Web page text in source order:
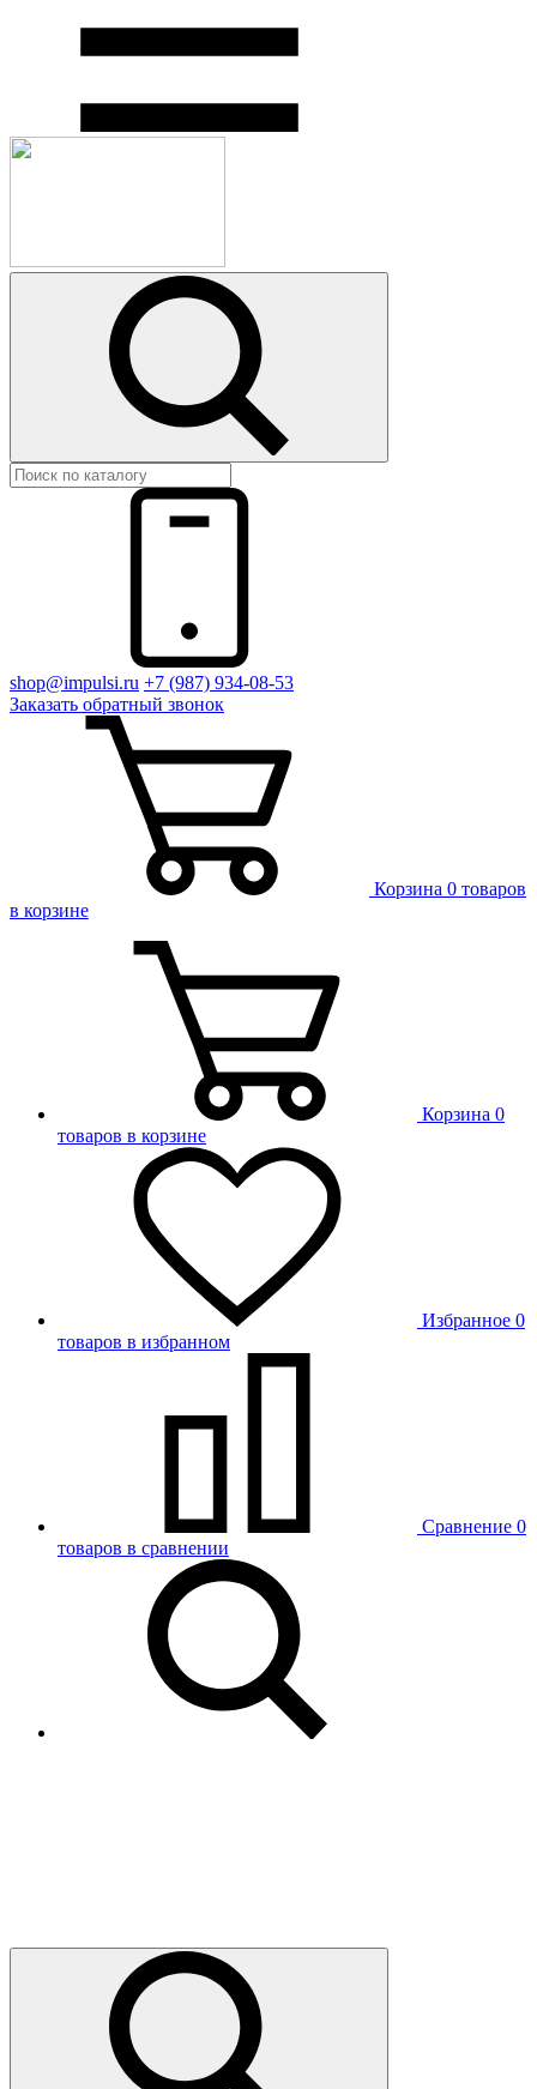
shop@impulsi.ru +7 (987) 934-08-53
Заказать обратный звонок
Корзина 0 товаров
в корзине
Корзина 0
товаров в корзине
Избранное 0
товаров в избранном
Сравнение 0
товаров в сравнении